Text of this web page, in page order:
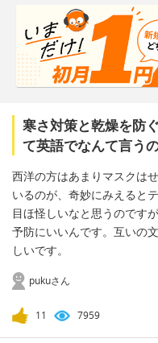
寒さ対策と乾燥を防
て英語でなんて言う
西洋の方はあまりマスクは
いるのが、奇妙にみえると
目ほ怪しいなと思うのです
予防にいいんです。互いの
しいです。
pukuさん
11 7959